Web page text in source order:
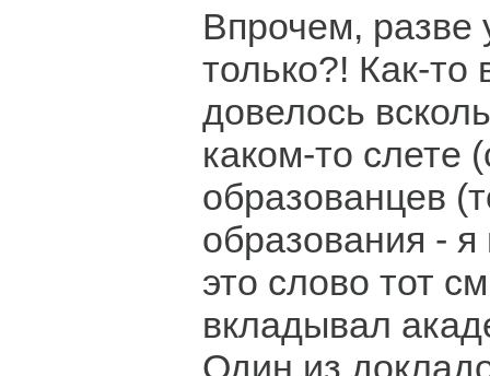
Впрочем, разве
только?! Как-
довелось
каком-то слете
образованцев
образования -
это слово тот
вкладывал
Один из